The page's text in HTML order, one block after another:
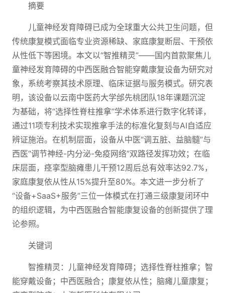
摘要
儿童神经发育障碍已成为全球重大公共卫生问题，但
传统康复模式面临专业资源稀缺、家庭康复断层、干预依
从性低下等困境。本文以“智推精灵”——国内首款聚焦儿
童神经发育障碍的中西医融合智能穿戴康复设备为研究对
象，系统考察其技术原理、临床证据与服务模式。研究表
明，该设备以云南中医药大学邰先桃团队18年课题沉淀
为基础，将“选择性脊柱推拿”学术体系进行数字化转译，
通过11项专利技术实现推拿手法的标准化复刻与AI自适应
辨证施治。在机制层面，设备从中医“调五脏、益脑髓”与
西医“调节神经-内分泌-免疫网络”双路径发挥功效；在临
床层面，痉挛型脑瘫患儿干预12周后总有效率达92.7%，
家庭康复依从性从15%提升至80%。本文进一步分析了
“设备+SaaS+服务”三位一体模式在打通三级康复闭环中
的组织逻辑，为中西医融合智能康复设备的创新提供了理
论参照。
关键词
智推精灵：儿童神经发育障碍；选择性脊柱推拿；智
能穿戴设备；中西医融合；康复依从性；脑瘫儿童康复；